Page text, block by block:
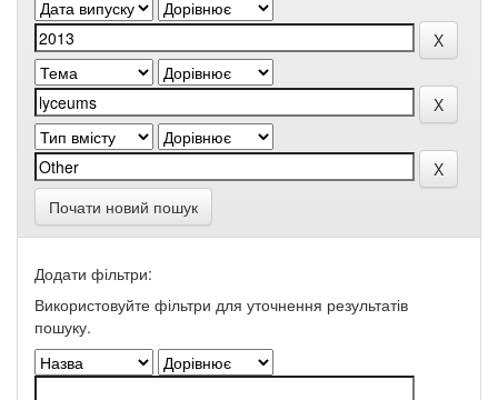
Почати новий пошук
Додати фільтри:
Використовуйте фільтри для уточнення результатів
пошуку.